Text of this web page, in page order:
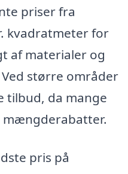
priser fra
kvadratmeter for
af materialer og
større områder
tilbud, da mange
pris på